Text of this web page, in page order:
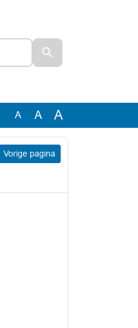
A A A
Vorige pagina